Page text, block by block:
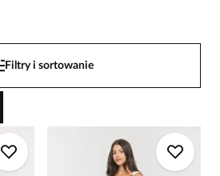
Filtry i sortowanie